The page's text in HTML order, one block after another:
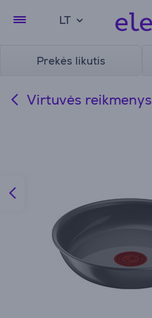
LT
Prekės likutis
Virtuvės reikmenys